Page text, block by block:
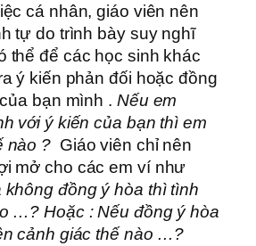
cá nhân, giáo viên nên
tự do trình bày suy nghĩ
thể để các học sinh khác
ý kiến phản đối hoặc đồng
bạn mình . Nếu em
với ý kiến của bạn thì em
nào ? Giáo viên chỉ nên
mở cho các em ví như
không đồng ý hòa thì tình
…? Hoặc : Nếu đồng ý hòa
cảnh giác thế nào …?